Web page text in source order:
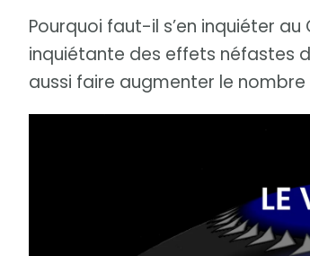
Pourquoi faut-il s’en inquiéter
inquiétante des effets néfastes
aussi faire augmenter le